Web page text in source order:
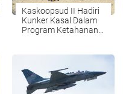
Kaskoopsud II Hadiri
Kunker Kasal Dalam
Program Ketahanan